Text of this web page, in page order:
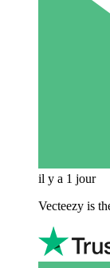
il y a 1 jour
Vecteezy is